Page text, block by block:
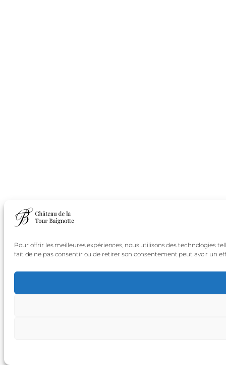
Pour offrir les meilleures expériences, nous utilisons des technologies
fait de ne pas consentir ou de retirer son consentement peut avoir un